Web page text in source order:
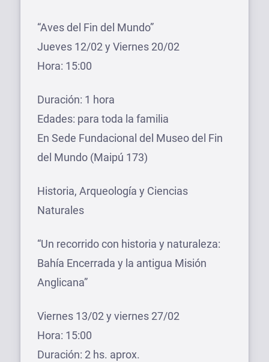
“Aves del Fin del Mundo”
Jueves 12/02 y Viernes 20/02
Hora: 15:00
Duración: 1 hora
Edades: para toda la familia
En Sede Fundacional del Museo del Fin
del Mundo (Maipú 173)
Historia, Arqueología y Ciencias
Naturales
“Un recorrido con historia y naturaleza:
Bahía Encerrada y la antigua Misión
Anglicana”
Viernes 13/02 y viernes 27/02
Hora: 15:00
Duración: 2 hs. aprox.